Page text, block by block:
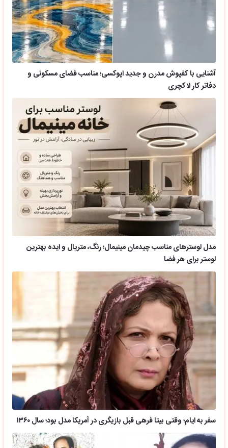
آشنایی با کفپوش مدرن و جدید اپوکسی؛ مناسب فضای مسکونی و
دفاتر کار لاکچری
مدل لوسترهای مناسب چیدمان مینیمال؛ رنگ، متریال و ایده بهترین
لوستر برای هر فضا
سفر به ایام؛ وقتی بیتا فرهی قبل بازیگری در آمریکا مدل بود؛ سال ۱۳۶۰